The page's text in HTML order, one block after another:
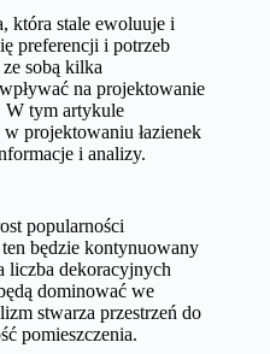
która stale ewoluuje i
preferencji i potrzeb
sobą kilka
na projektowanie
W tym artykule
projektowaniu łazienek
i analizy.
popularności
będzie kontynuowany
liczba dekoracyjnych
dominować we
stwarza przestrzeń do
pomieszczenia.